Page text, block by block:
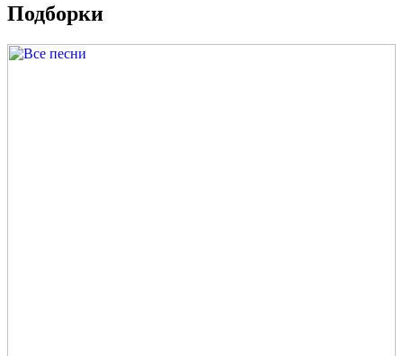
Подборки